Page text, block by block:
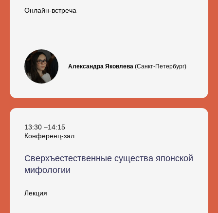
Онлайн-встреча
Александра Яковлева (Санкт-Петербург)
13:30 –14:15
Конференц-зал
Сверхъестественные существа японской
мифологии
Лекция